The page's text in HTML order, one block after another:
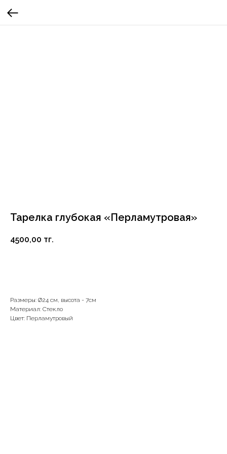
Тарелка глубокая «Перламутровая»
4500,00 тг.
Размеры: Ø24 см, высота - 7см
Материал: Стекло
Цвет: Перламутровый